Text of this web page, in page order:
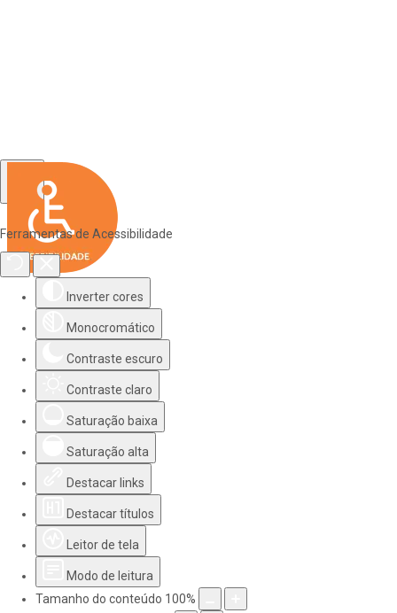
Ferramentas de Acessibilidade
Inverter cores
Monocromático
Contraste escuro
Contraste claro
Saturação baixa
Saturação alta
Destacar links
Destacar títulos
Leitor de tela
Modo de leitura
Tamanho do conteúdo 100%